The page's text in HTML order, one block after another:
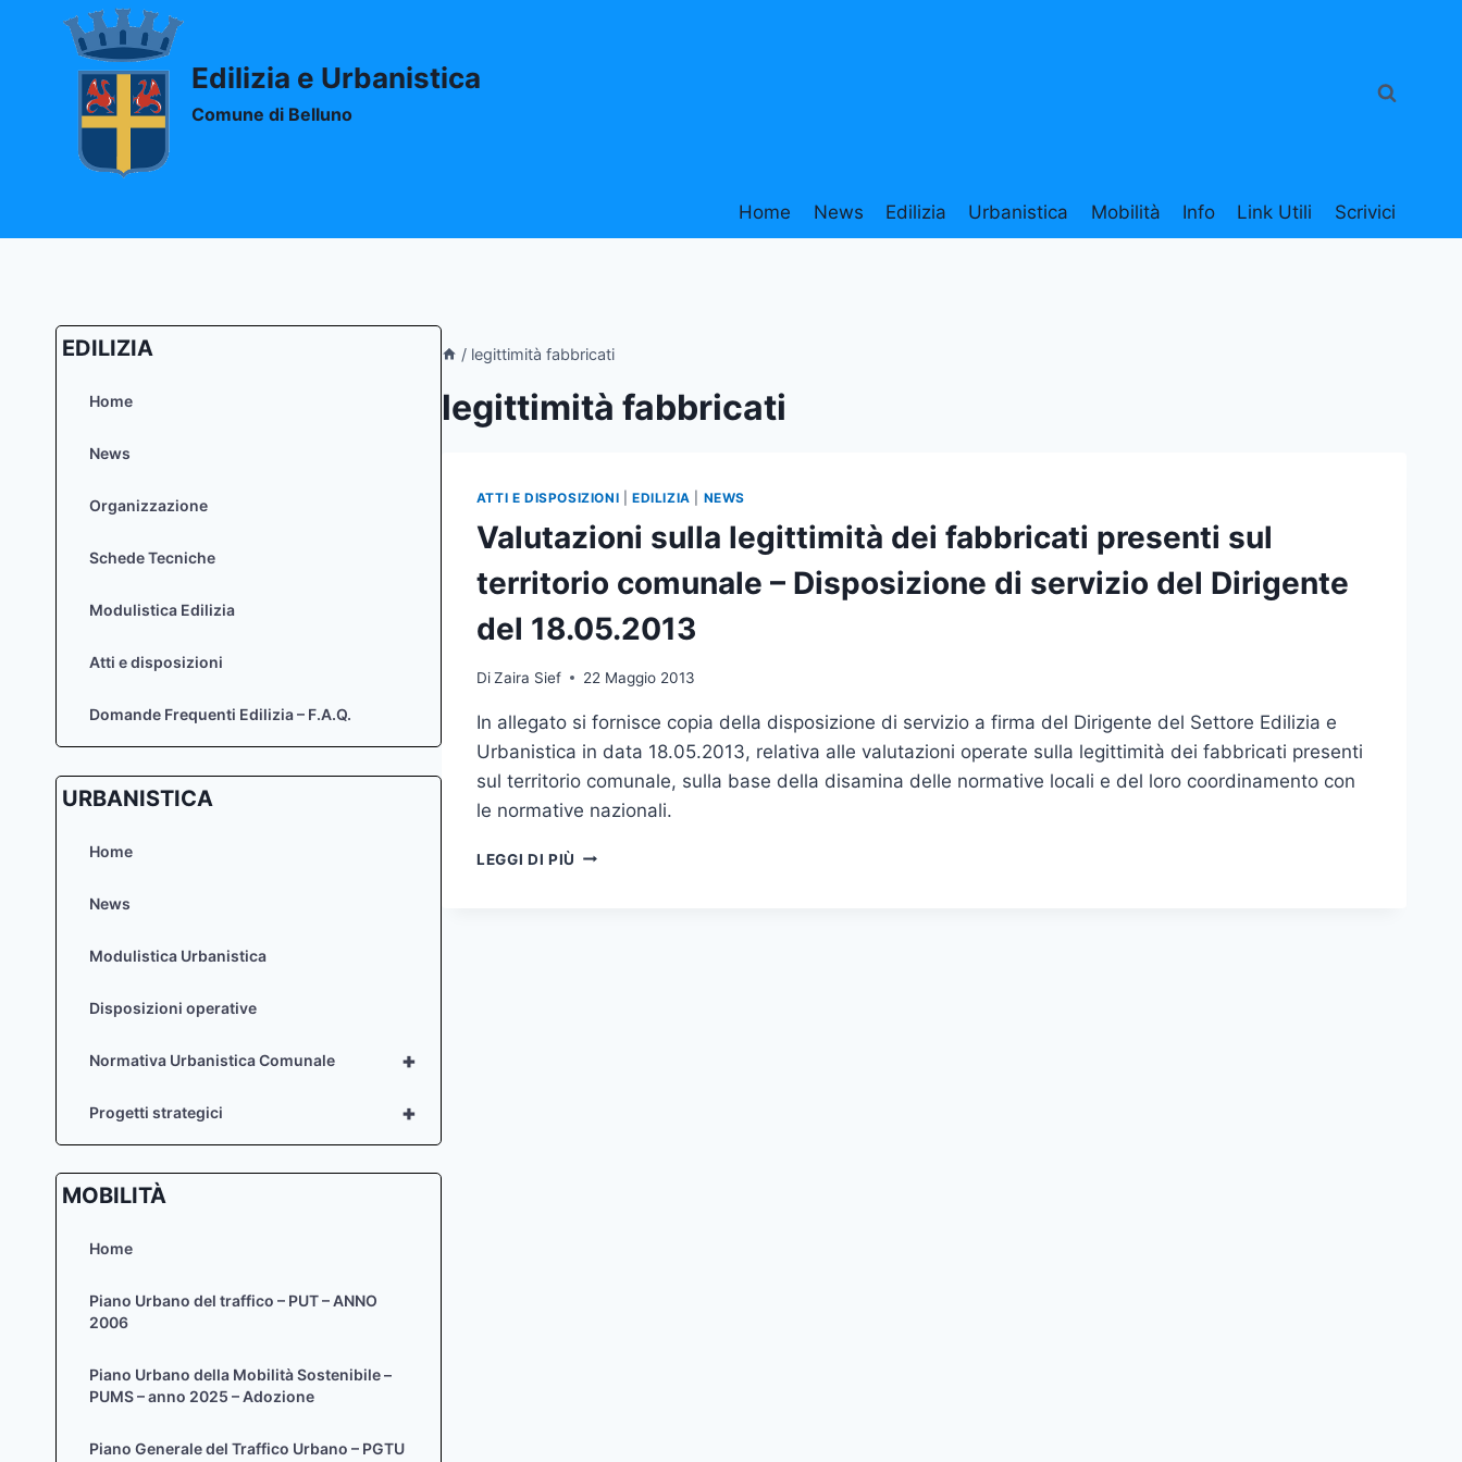
contenuto
Edilizia e Urbanistica
Comune di Belluno
Home News Edilizia Urbanistica Mobilità Info Link Utili Scrivici
/ legittimità fabbricati
legittimità fabbricati
ATTI E DISPOSIZIONI EDILIZIA NEWS
Valutazioni sulla legittimità dei fabbricati presenti sul
territorio comunale – Disposizione di servizio del Dirigente
del 18.05.2013
DiZaira Sief 22 Maggio 2013
In allegato si fornisce copia della disposizione di servizio a firma del Dirigente del Settore Edilizia e
Urbanistica in data 18.05.2013, relativa alle valutazioni operate sulla legittimità dei fabbricati presenti
sul territorio comunale, sulla base della disamina delle normative locali e del loro coordinamento con
le normative nazionali.
LEGGI DI PIÙ VALUTAZIONI
EDILIZIA
Home
News
Organizzazione
Schede Tecniche
Modulistica Edilizia
Atti e disposizioni
Domande Frequenti Edilizia – F.A.Q.
URBANISTICA
Home
News
Modulistica Urbanistica
Disposizioni operative
+
Normativa Urbanistica Comunale
+
Progetti strategici
MOBILITÀ
Home
Piano Urbano del traffico – PUT – ANNO
2006
Piano Urbano della Mobilità Sostenibile –
PUMS – anno 2025 – Adozione
Piano Generale del Traffico Urbano – PGTU